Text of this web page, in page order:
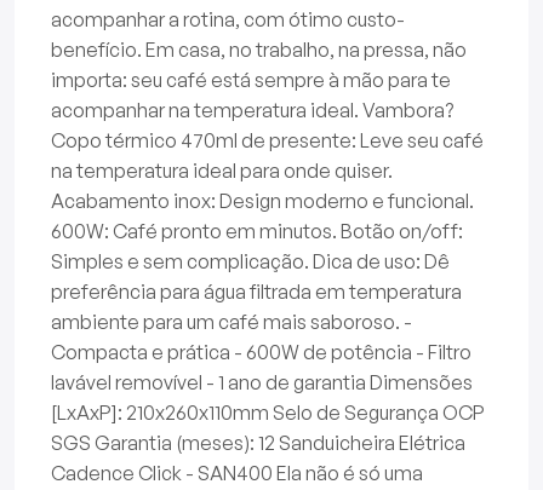
acompanhar a rotina, com ótimo custo-
benefício. Em casa, no trabalho, na pressa, não
importa: seu café está sempre à mão para te
acompanhar na temperatura ideal. Vambora?
Copo térmico 470ml de presente: Leve seu café
na temperatura ideal para onde quiser.
Acabamento inox: Design moderno e funcional.
600W: Café pronto em minutos. Botão on/off:
Simples e sem complicação. Dica de uso: Dê
preferência para água filtrada em temperatura
ambiente para um café mais saboroso. -
Compacta e prática - 600W de potência - Filtro
lavável removível - 1 ano de garantia Dimensões
[LxAxP]: 210x260x110mm Selo de Segurança OCP
SGS Garantia (meses): 12 Sanduicheira Elétrica
Cadence Click - SAN400 Ela não é só uma